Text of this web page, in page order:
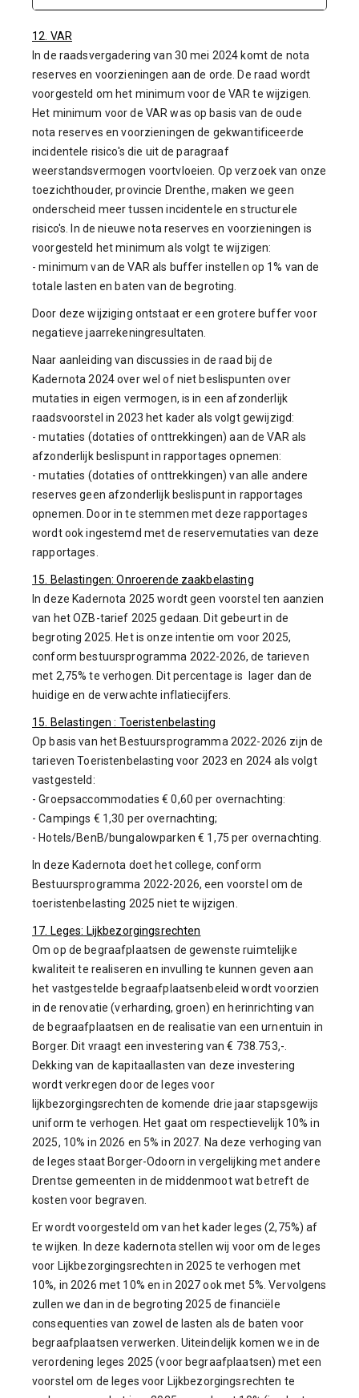
12. VAR
In de raadsvergadering van 30 mei 2024 komt de nota
reserves en voorzieningen aan de orde. De raad wordt
voorgesteld om het minimum voor de VAR te wijzigen.
Het minimum voor de VAR was op basis van de oude
nota reserves en voorzieningen de gekwantificeerde
incidentele risico's die uit de paragraaf
weerstandsvermogen voortvloeien. Op verzoek van onze
toezichthouder, provincie Drenthe, maken we geen
onderscheid meer tussen incidentele en structurele
risico's. In de nieuwe nota reserves en voorzieningen is
voorgesteld het minimum als volgt te wijzigen:
- minimum van de VAR als buffer instellen op 1% van de
totale lasten en baten van de begroting.
Door deze wijziging ontstaat er een grotere buffer voor
negatieve jaarrekeningresultaten.
Naar aanleiding van discussies in de raad bij de
Kadernota 2024 over wel of niet beslispunten over
mutaties in eigen vermogen, is in een afzonderlijk
raadsvoorstel in 2023 het kader als volgt gewijzigd:
- mutaties (dotaties of onttrekkingen) aan de VAR als
afzonderlijk beslispunt in rapportages opnemen:
- mutaties (dotaties of onttrekkingen) van alle andere
reserves geen afzonderlijk beslispunt in rapportages
opnemen. Door in te stemmen met deze rapportages
wordt ook ingestemd met de reservemutaties van deze
rapportages.
15. Belastingen: Onroerende zaakbelasting
In deze Kadernota 2025 wordt geen voorstel ten aanzien
van het OZB-tarief 2025 gedaan. Dit gebeurt in de
begroting 2025. Het is onze intentie om voor 2025,
conform bestuursprogramma 2022-2026, de tarieven
met 2,75% te verhogen. Dit percentage is lager dan de
huidige en de verwachte inflatiecijfers.
15. Belastingen : Toeristenbelasting
Op basis van het Bestuursprogramma 2022-2026 zijn de
tarieven Toeristenbelasting voor 2023 en 2024 als volgt
vastgesteld:
- Groepsaccommodaties € 0,60 per overnachting:
- Campings € 1,30 per overnachting;
- Hotels/BenB/bungalowparken € 1,75 per overnachting.
In deze Kadernota doet het college, conform
Bestuursprogramma 2022-2026, een voorstel om de
toeristenbelasting 2025 niet te wijzigen.
17. Leges: Lijkbezorgingsrechten
Om op de begraafplaatsen de gewenste ruimtelijke
kwaliteit te realiseren en invulling te kunnen geven aan
het vastgestelde begraafplaatsenbeleid wordt voorzien
in de renovatie (verharding, groen) en herinrichting van
de begraafplaatsen en de realisatie van een urnentuin in
Borger. Dit vraagt een investering van € 738.753,-.
Dekking van de kapitaallasten van deze investering
wordt verkregen door de leges voor
lijkbezorgingsrechten de komende drie jaar stapsgewijs
uniform te verhogen. Het gaat om respectievelijk 10% in
2025, 10% in 2026 en 5% in 2027. Na deze verhoging van
de leges staat Borger-Odoorn in vergelijking met andere
Drentse gemeenten in de middenmoot wat betreft de
kosten voor begraven.
Er wordt voorgesteld om van het kader leges (2,75%) af
te wijken. In deze kadernota stellen wij voor om de leges
voor Lijkbezorgingsrechten in 2025 te verhogen met
10%, in 2026 met 10% en in 2027 ook met 5%. Vervolgens
zullen we dan in de begroting 2025 de financiële
consequenties van zowel de lasten als de baten voor
begraafplaatsen verwerken. Uiteindelijk komen we in de
verordening leges 2025 (voor begraafplaatsen) met een
voorstel om de leges voor Lijkbezorgingsrechten te